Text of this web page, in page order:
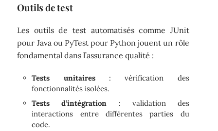
Outils de test
Les outils de test automatisés comme JUnit
pour Java ou PyTest pour Python jouent un rôle
fondamental dans l’assurance qualité :
Tests unitaires: vérification des
fonctionnalités isolées.
Tests d’intégration : validation des
interactions entre différentes parties du
code.